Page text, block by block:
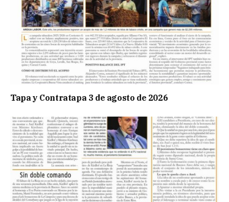
Tapa y Contratapa 3 de agosto de 2026